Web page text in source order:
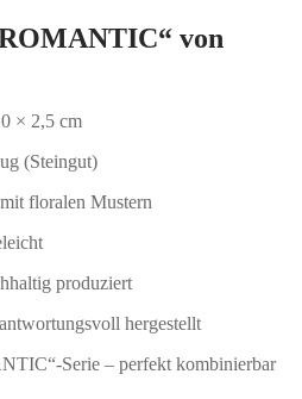
von
× 2,5 cm
(Steingut)
floralen Mustern
produziert
hergestellt
Serie – perfekt kombinierbar